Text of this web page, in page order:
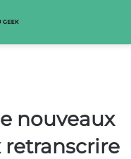
nouveaux